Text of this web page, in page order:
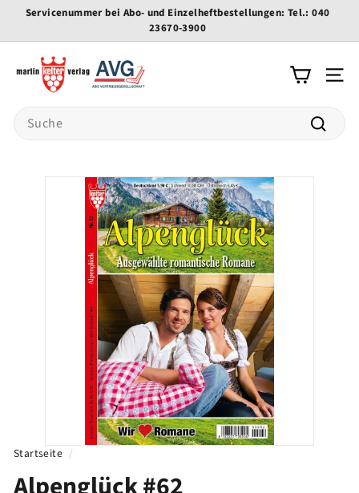
Direkt
Inhalt
Pause
Servicenummer bei Abo- und Einzelheftbestellungen: Tel.: 040
23670-3900
e
t
e
Search
Suche
Startseite /